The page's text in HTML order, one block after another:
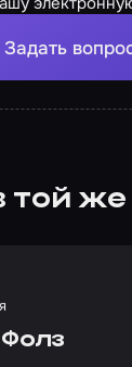
Задать
той
Фолз